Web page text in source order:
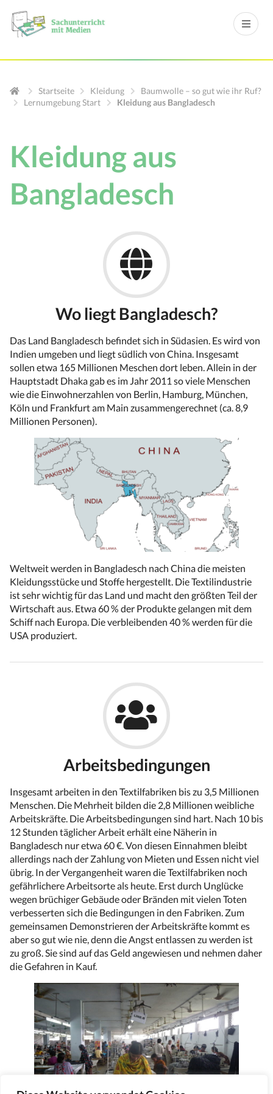
Startseite Kleidung
Baumwolle – so gut wie ihr Ruf?
Lernumgebung Start
Kleidung aus Bangladesch
Kleidung aus
Bangladesch
Wo liegt Bangladesch?
Das Land Bangladesch befindet sich in Südasien. Es wird von
Indien umgeben und liegt südlich von China. Insgesamt
sollen etwa 165 Millionen Meschen dort leben. Allein in der
Hauptstadt Dhaka gab es im Jahr 2011 so viele Menschen
wie die Einwohnerzahlen von Berlin, Hamburg, München,
Köln und Frankfurt am Main zusammengerechnet (ca. 8,9
Millionen Personen).
Weltweit werden in Bangladesch nach China die meisten
Kleidungsstücke und Stoffe hergestellt. Die Textilindustrie
ist sehr wichtig für das Land und macht den größten Teil der
Wirtschaft aus. Etwa 60 % der Produkte gelangen mit dem
Schiff nach Europa. Die verbleibenden 40 % werden für die
USA produziert.
Arbeitsbedingungen
Insgesamt arbeiten in den Textilfabriken bis zu 3,5 Millionen
Menschen. Die Mehrheit bilden die 2,8 Millionen weibliche
Arbeitskräfte. Die Arbeitsbedingungen sind hart. Nach 10 bis
12 Stunden täglicher Arbeit erhält eine Näherin in
Bangladesch nur etwa 60 €. Von diesen Einnahmen bleibt
allerdings nach der Zahlung von Mieten und Essen nicht viel
übrig. In der Vergangenheit waren die Textilfabriken noch
gefährlichere Arbeitsorte als heute. Erst durch Unglücke
wegen brüchiger Gebäude oder Bränden mit vielen Toten
verbesserten sich die Bedingungen in den Fabriken. Zum
gemeinsamen Demonstrieren der Arbeitskräfte kommt es
aber so gut wie nie, denn die Angst entlassen zu werden ist
zu groß. Sie sind auf das Geld angewiesen und nehmen daher
die Gefahren in Kauf.